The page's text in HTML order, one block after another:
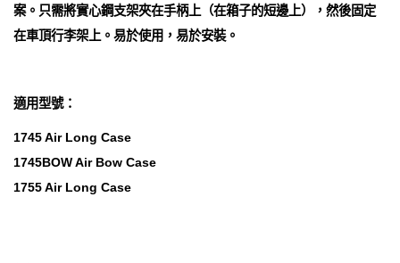
案。只需將實心鋼支架夾在手柄上（在箱子的短邊上），然後固定
在車頂行李架上。易於使用，易於安裝。
適用型號：
1745 Air Long Case
1745BOW Air Bow Case
1755 Air Long Case